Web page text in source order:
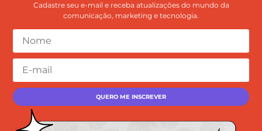
Cadastre seu e-mail e receba atualizações do mundo da
comunicação, marketing e tecnologia.